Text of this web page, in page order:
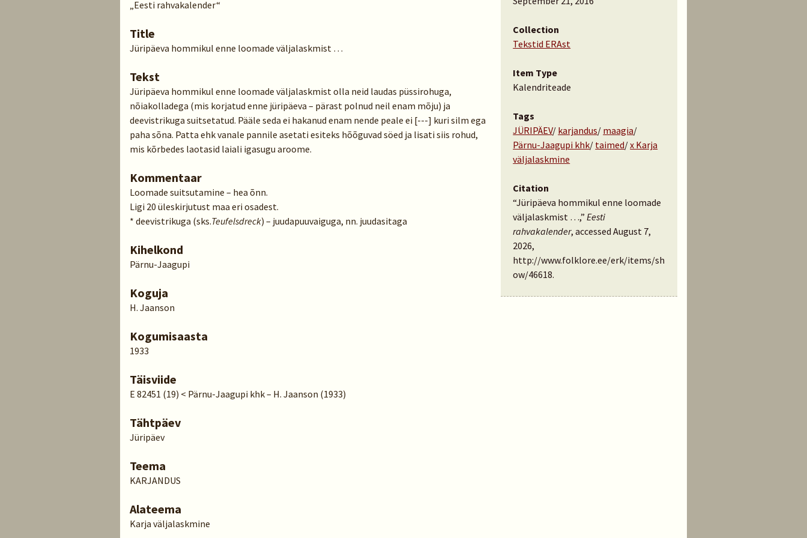
„Eesti rahvakalender“
Title
Jüripäeva hommikul enne loomade väljalaskmist …
Tekst
Jüripäeva hommikul enne loomade väljalaskmist olla neid laudas püssirohuga,
nõiakolladega (mis korjatud enne jüripäeva – pärast polnud neil enam mõju) ja
deevistrikuga suitsetatud. Pääle seda ei hakanud enam nende peale ei [---] kuri silm ega
paha sõna. Patta ehk vanale pannile asetati esiteks hõõguvad söed ja lisati siis rohud,
mis kõrbedes laotasid laiali igasugu aroome.
Kommentaar
Loomade suitsutamine – hea õnn.
Ligi 20 üleskirjutust maa eri osadest.
* deevistrikuga (sks.Teufelsdreck) – juudapuuvaiguga, nn. juudasitaga
Kihelkond
Pärnu-Jaagupi
Koguja
H. Jaanson
Kogumisaasta
1933
Täisviide
E 82451 (19) < Pärnu-Jaagupi khk – H. Jaanson (1933)
Tähtpäev
Jüripäev
Teema
KARJANDUS
Alateema
Karja väljalaskmine
Collection
Tekstid ERAst
Item Type
Kalendriteade
Tags
JÜRIPÄEV/ karjandus/ maagia/
Pärnu-Jaagupi khk/ taimed/x Karja
väljalaskmine
Citation
“Jüripäeva hommikul enne loomade
väljalaskmist …,”Eesti
rahvakalender, accessed August 7,
2026,
http://www.folklore.ee/erk/items/sh
ow/46618.